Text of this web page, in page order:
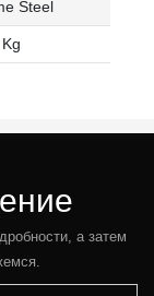
Steel
а затем